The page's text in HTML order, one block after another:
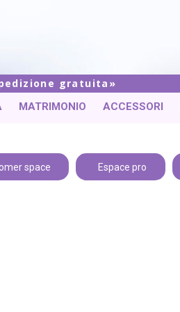
gratuita
MATRIMONIO ACCESSORI
space Espace pro